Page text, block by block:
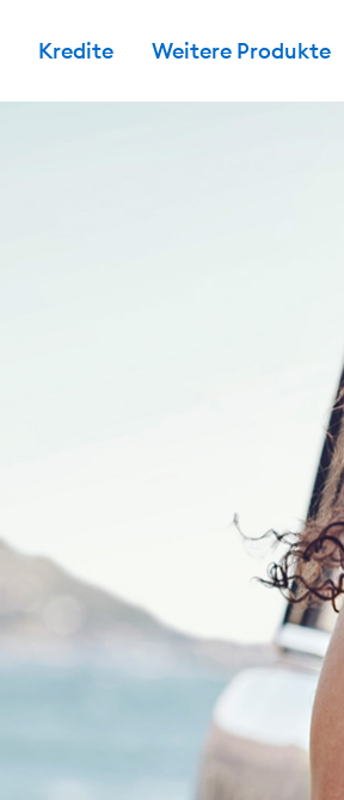
Kredite Weitere Produkte